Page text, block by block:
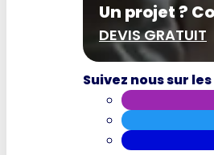
Un projet ?
DEVIS GRATUIT
Suivez nous sur